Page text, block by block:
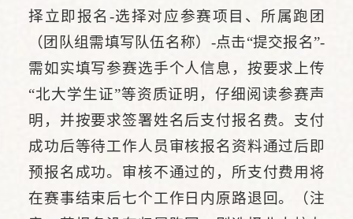
择立即报名-选择对应参赛项目、所属跑团
（团队组需填写队伍名称）-点击“提交报名”-
需如实填写参赛选手个人信息，按要求上传
“北大学生证”等资质证明，仔细阅读参赛声
明，并按要求签署姓名后支付报名费。支付
成功后等待工作人员审核报名资料通过后即
预报名成功。审核不通过的，所支付费用将
在赛事结束后七个工作日内原路退回。（注